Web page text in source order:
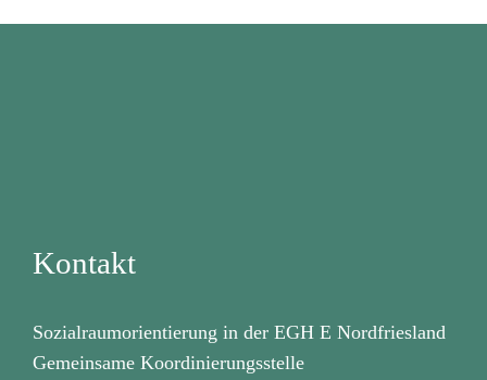
Kontakt
Sozialraumorientierung in der EGH E Nordfriesland
Gemeinsame Koordinierungsstelle